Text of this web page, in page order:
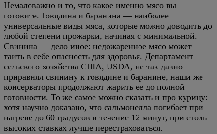
Немаловажно и то, что какое именно мясо вы
готовите. Говядина и баранина — наиболее
универсальные виды мяса, которые можно доводить до
любой степени прожарки, начиная с минимальной.
Свинина — дело иное: недожаренное мясо может
таить в себе опасность для здоровья. Департамент
сельского хозяйства США, USDA, не так давно
приравнял свинину к говядине и баранине, наши же
консерваторы продолжают жарить ее до полной
готовности. То же самое можно сказать и про курицу:
хотя научно доказано, что сальмонелла погибает при
нагреве до 60 градусов в течение 12 минут, при столь
высоких ставках лучше перестраховаться.